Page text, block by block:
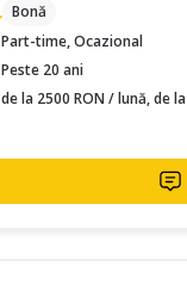
Bonă
Part-time, Ocazional
Peste 20 ani
de la 2500 RON / lună, de